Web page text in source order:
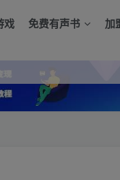
戏 免费有声书 加